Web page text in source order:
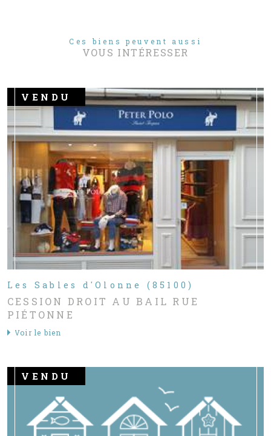
Ces biens peuvent aussi
VOUS INTÉRESSER
VENDU
Les Sables d'Olonne (85100)
CESSION DROIT AU BAIL RUE
PIÉTONNE
Voir le bien
VENDU